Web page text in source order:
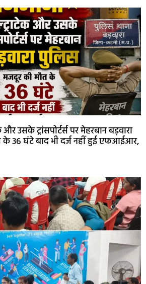
उसके ट्रांसपोर्टर्स पर मेहरबान बड़वारा
36 घंटे बाद भी दर्ज नहीं हुई एफआईआर,